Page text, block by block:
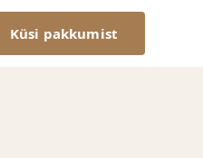
Küsi pakkumist